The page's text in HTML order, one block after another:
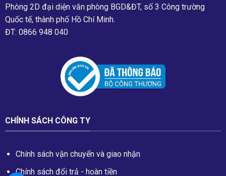
Phòng 2D đại diện văn phòng BGD&ĐT, số 3 Công trường
Quốc tế, thành phố Hồ Chí Minh.
ĐT: 0866 948 040
CHÍNH SÁCH CÔNG TY
Chính sách vận chuyển và giao nhận
Chính sách đổi trả - hoàn tiền